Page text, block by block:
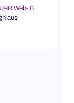
Web- &
aus